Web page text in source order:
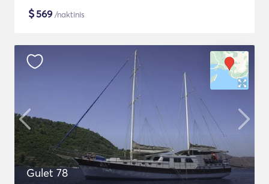
$569 /naktinis
Gulet 78